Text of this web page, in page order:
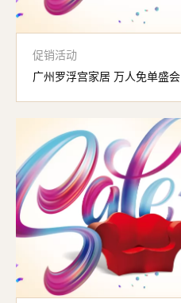
促销活动
广州罗浮宫家居 万人免单盛会